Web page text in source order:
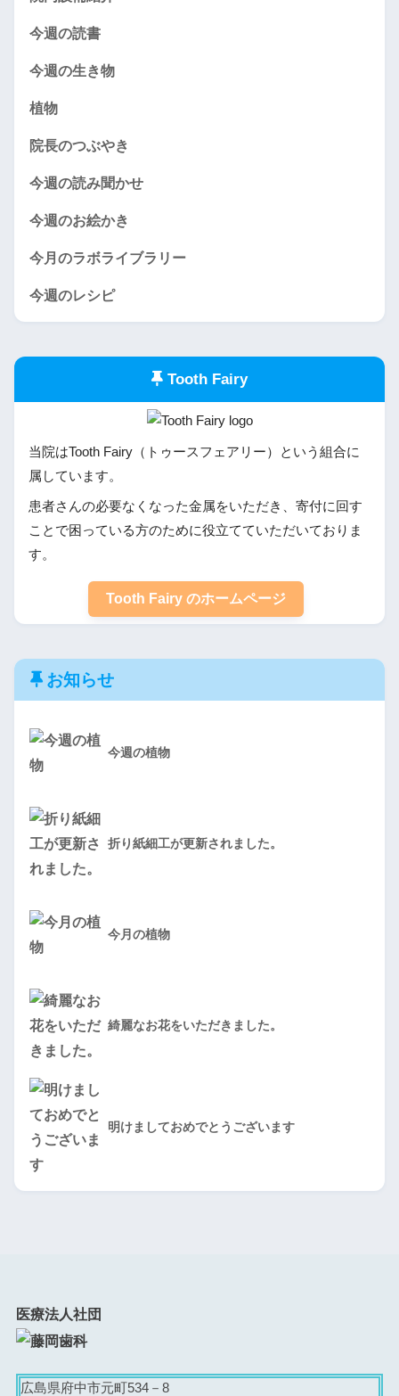
今週の読書
今週の生き物
植物
院長のつぶやき
今週の読み聞かせ
今週のお絵かき
今月のラボライブラリー
今週のレシピ
Tooth Fairy
当院はTooth Fairy（トゥースフェアリー）という組合に
属しています。
患者さんの必要なくなった金属をいただき、寄付に回す
ことで困っている方のために役立てていただいておりま
す。
Tooth Fairy のホームページ
お知らせ
今週の植物
折り紙細工が更新されました。
今月の植物
綺麗なお花をいただきました。
明けましておめでとうございます
医療法人社団
広島県府中市元町534－8